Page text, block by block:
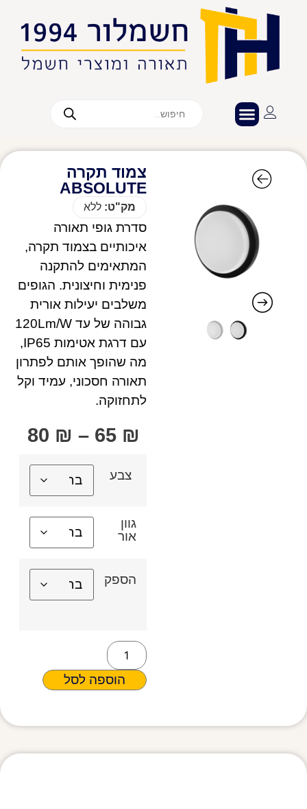
צמוד תקרה
ABSOLUTE
מק"ט: ללא
סדרת גופי תאורה
איכותיים בצמוד תקרה,
המתאימים להתקנה
פנימית וחיצונית. הגופים
משלבים יעילות אורית
גבוהה של עד 120Lm/W
עם דרגת אטימות IP65,
מה שהופך אותם לפתרון
תאורה חסכוני, עמיד וקל
לתחזוקה.
65 ₪
–
80 ₪
צבע
גוון
אור
הספק
הוספה לסל